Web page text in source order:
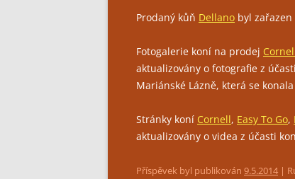
Prodaný kůň Dellano byl
Fotogalerie koní na prodej
aktualizovány o fotografie z
Mariánské Lázně, která se
Stránky koní Cornell, Easy To Go,
aktualizovány o videa z účasti
Příspěvek byl publikován 9.5.2014 |